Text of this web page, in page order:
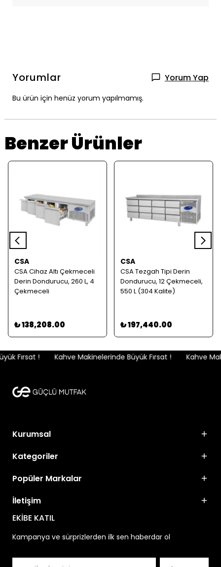
Yorumlar Yorum Yap
Bu ürün için henüz yorum yapılmamış.
Benzer Ürünler
CSA
CSA Cihaz Altı Çekmeceli
Derin Dondurucu, 260 L, 4
Çekmeceli
₺ 138,208.00
CSA
CSA Tezgah Tipi Derin
Dondurucu, 12 Çekmeceli,
550 L (304 Kalite)
₺ 197,440.00
Fırsat ! Kahve Makinelerinde Büyük Fırsat ! Kahve
Kurumsal
Kategoriler
Popüler Markalar
İletişim
EKİBE KATIL
Kampanya ve sürprizlerden ilk sen haberdar ol